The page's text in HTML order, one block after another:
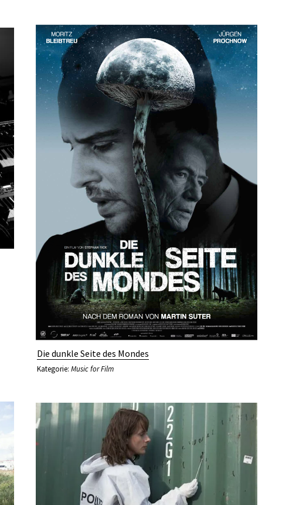
Die dunkle Seite des Mondes
Kategorie: Music for Film